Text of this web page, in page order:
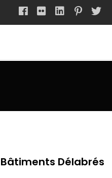
Bâtiments Délabrés